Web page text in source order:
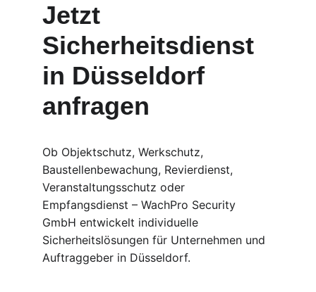
Jetzt
Sicherheitsdienst
in Düsseldorf
anfragen
Ob Objektschutz, Werkschutz,
Baustellenbewachung, Revierdienst,
Veranstaltungsschutz oder
Empfangsdienst – WachPro Security
GmbH entwickelt individuelle
Sicherheitslösungen für Unternehmen und
Auftraggeber in Düsseldorf.